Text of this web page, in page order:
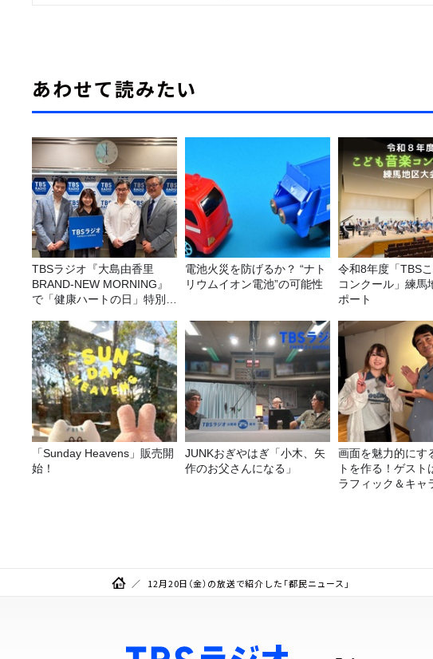
あわせて読みたい
TBSラジオ『大島由香里
BRAND-NEW MORNING』
で「健康ハートの日」特別企
電池火災を防げるか？ “ナト
リウムイオン電池”の可能性
令和8年度「TBS
コンクール」練馬
ポート
「Sunday Heavens」販売開
始！
JUNKおぎやはぎ「小木、矢
作のお父さんになる」
画面を魅力的にす
トを作る！ゲスト
ラフィック＆キャ
12月20日（金）の放送で紹介した「都民ニュース」